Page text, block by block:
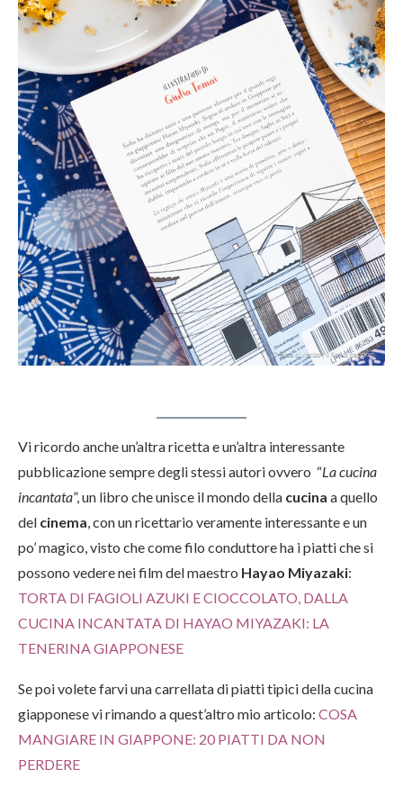
Vi ricordo anche un’altra ricetta e un’altra interessante
pubblicazione sempre degli stessi autori ovvero “La cucina
incantata”, un libro che unisce il mondo della cucina a quello
del cinema, con un ricettario veramente interessante e un
po’ magico, visto che come filo conduttore ha i piatti che si
possono vedere nei film del maestro Hayao Miyazaki:
TORTA DI FAGIOLI AZUKI E CIOCCOLATO, DALLA
CUCINA INCANTATA DI HAYAO MIYAZAKI: LA
TENERINA GIAPPONESE
Se poi volete farvi una carrellata di piatti tipici della cucina
giapponese vi rimando a quest’altro mio articolo: COSA
MANGIARE IN GIAPPONE: 20 PIATTI DA NON
PERDERE